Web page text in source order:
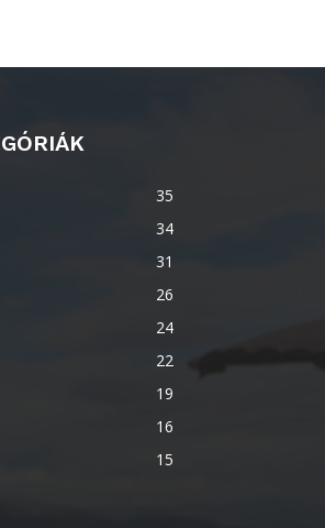
35
34
31
26
24
22
19
16
15